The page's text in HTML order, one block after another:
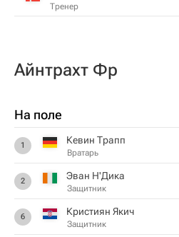
Тренер
Айнтрахт Фр
На поле
1 Кевин Трапп
Вратарь
2 Эван Н'Дика
Защитник
6 Кристиян Якич
Защитник